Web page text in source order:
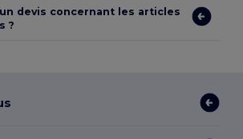
devis concernant les articles
?